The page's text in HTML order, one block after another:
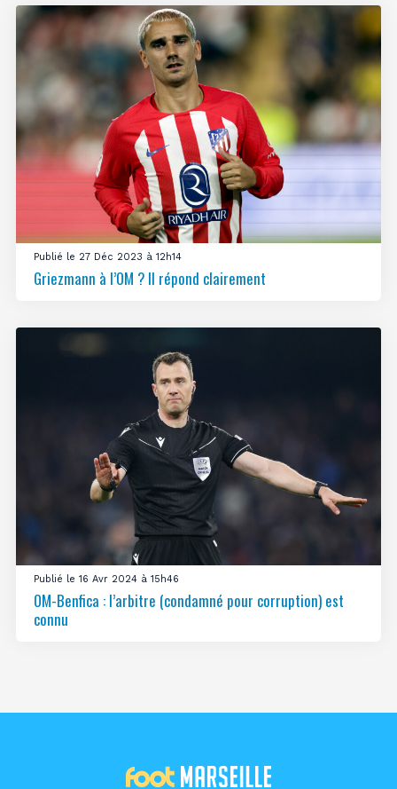
Publié le 27 Déc 2023 à 12h14
Griezmann à l’OM ? Il répond clairement
Publié le 16 Avr 2024 à 15h46
OM-Benfica : l’arbitre (condamné pour corruption) est
connu